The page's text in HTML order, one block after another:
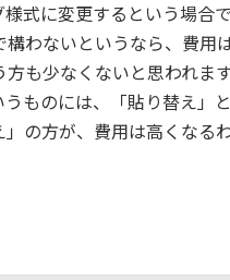
式に変更するという場合
わないというなら、費用
も少なくないと思われま
ものには、「貼り替え」
の方が、費用は高くなるわ